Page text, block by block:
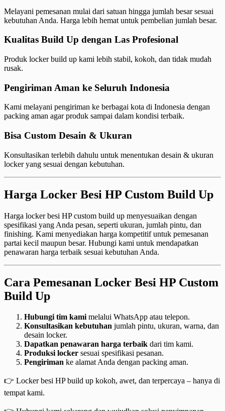
Melayani pemesanan mulai dari satuan hingga jumlah besar sesuai
kebutuhan Anda. Harga lebih hemat untuk pembelian jumlah besar.
Kualitas Build Up dengan Las Profesional
Produk locker build up kami lebih stabil, kokoh, dan tidak mudah
rusak.
Pengiriman Aman ke Seluruh Indonesia
Kami melayani pengiriman ke berbagai kota di Indonesia dengan
packing aman agar produk sampai dalam kondisi terbaik.
Bisa Custom Desain & Ukuran
Konsultasikan terlebih dahulu untuk menentukan desain & ukuran
locker yang sesuai dengan kebutuhan.
Harga Locker Besi HP Custom Build Up
Harga locker besi HP custom build up menyesuaikan dengan
spesifikasi yang Anda pesan, seperti ukuran, jumlah pintu, dan
finishing. Kami menyediakan harga kompetitif untuk pemesanan
partai kecil maupun besar. Hubungi kami untuk mendapatkan
penawaran harga terbaik sesuai kebutuhan Anda.
Cara Pemesanan Locker Besi HP Custom
Build Up
Hubungi tim kamimelalui WhatsApp atau telepon.
Konsultasikan kebutuhan jumlah pintu, ukuran, warna, dan
desain locker.
Dapatkan penawaran harga terbaik dari tim kami.
Produksi locker sesuai spesifikasi pesanan.
Pengiriman ke alamat Anda dengan packing aman.
👉 Locker besi HP build up kokoh, awet, dan terpercaya – hanya di
tempat kami.